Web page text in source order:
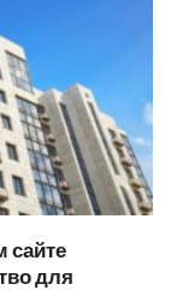
сайте
для